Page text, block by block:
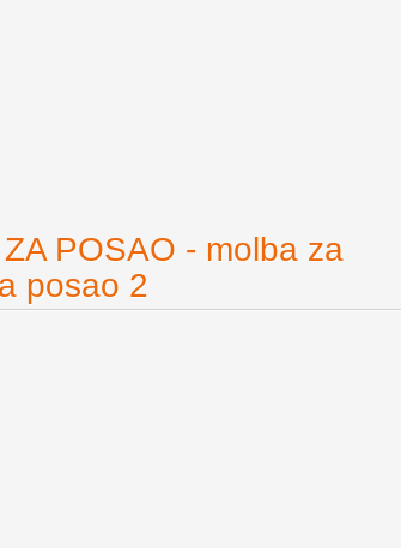
POSAO - molba za
posao 2